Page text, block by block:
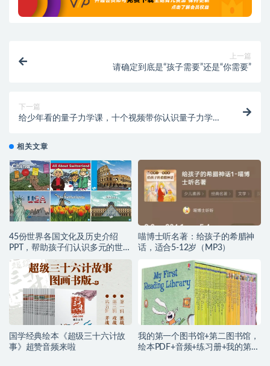
上一篇
请确定到底是“孩子需要”还是“你需要”
下一篇
给少年看的量子力学课，十个视频带你认识量子力学
相关文章
45份世界各国文化及历史介绍
PPT，帮助孩子们认识多元的世
界！
喵博士听名著：给孩子的希腊神
话，适合5-12岁（MP3）
国学经典绘本《超级三十六计故
事》超赞音频来啦
我的第一个图书馆+第二图书馆，
绘本PDF+音频+练习册+我的第一